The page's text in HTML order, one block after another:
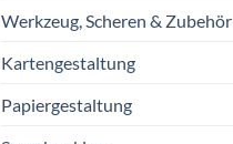
Werkzeug, Scheren & Zubehör
Kartengestaltung
Papiergestaltung